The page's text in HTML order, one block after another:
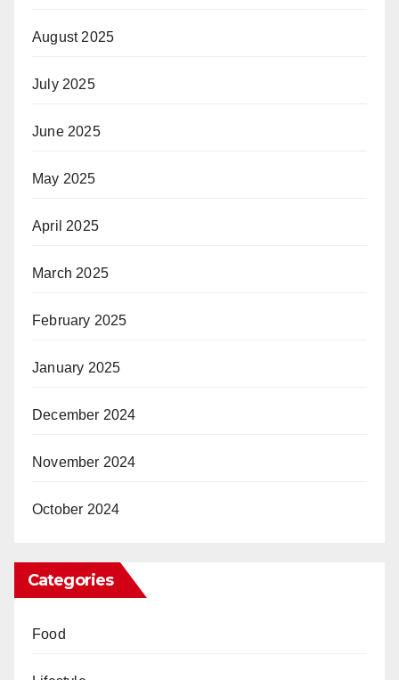
August 2025
July 2025
June 2025
May 2025
April 2025
March 2025
February 2025
January 2025
December 2024
November 2024
October 2024
Categories
Food